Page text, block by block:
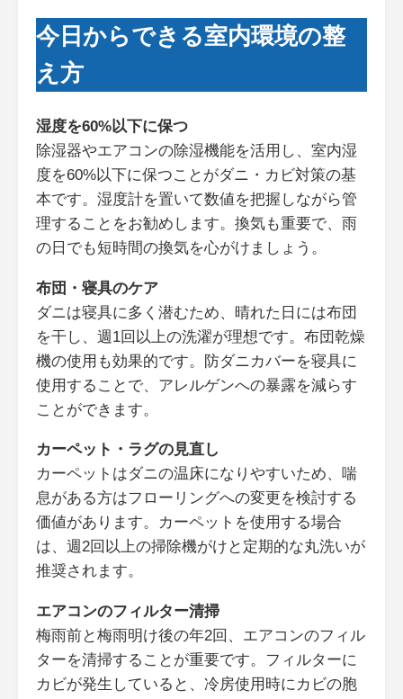
今日からできる室内環境の整
え方
湿度を60%以下に保つ
除湿器やエアコンの除湿機能を活用し、室内湿
度を60%以下に保つことがダニ・カビ対策の基
本です。湿度計を置いて数値を把握しながら管
理することをお勧めします。換気も重要で、雨
の日でも短時間の換気を心がけましょう。
布団・寝具のケア
ダニは寝具に多く潜むため、晴れた日には布団
を干し、週1回以上の洗濯が理想です。布団乾燥
機の使用も効果的です。防ダニカバーを寝具に
使用することで、アレルゲンへの暴露を減らす
ことができます。
カーペット・ラグの見直し
カーペットはダニの温床になりやすいため、喘
息がある方はフローリングへの変更を検討する
価値があります。カーペットを使用する場合
は、週2回以上の掃除機がけと定期的な丸洗いが
推奨されます。
エアコンのフィルター清掃
梅雨前と梅雨明け後の年2回、エアコンのフィル
ターを清掃することが重要です。フィルターに
カビが発生していると、冷房使用時にカビの胞